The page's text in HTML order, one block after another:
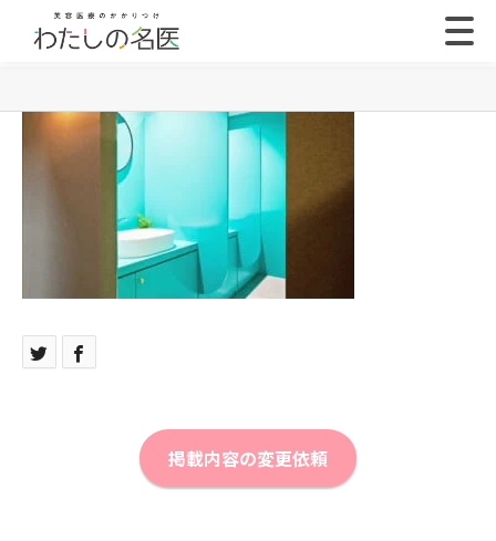
掲載内容の変更依頼